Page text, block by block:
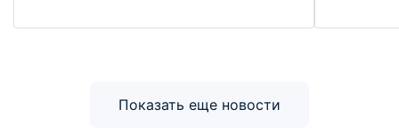
Показать еще новости